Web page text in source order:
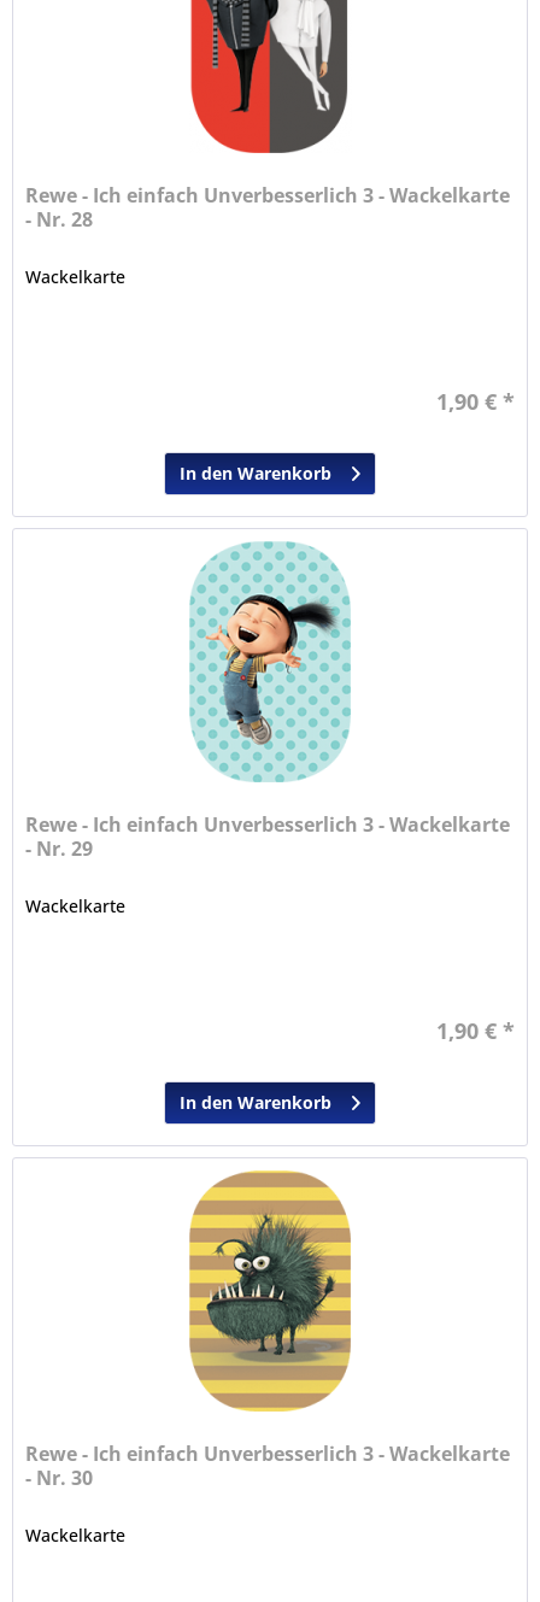
Rewe - Ich einfach Unverbesserlich 3 - Wackelkarte
- Nr. 28
Wackelkarte
1,90 € *
In den Warenkorb
Rewe - Ich einfach Unverbesserlich 3 - Wackelkarte
- Nr. 29
Wackelkarte
1,90 € *
In den Warenkorb
Rewe - Ich einfach Unverbesserlich 3 - Wackelkarte
- Nr. 30
Wackelkarte